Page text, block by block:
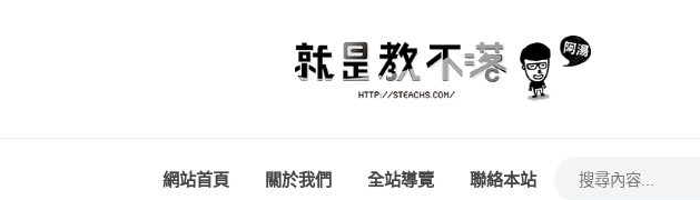
網站首頁 關於我們 全站導覽 聯絡本站